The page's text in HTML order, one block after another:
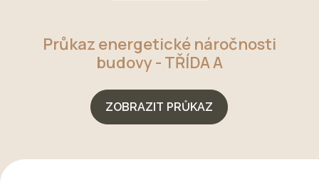
Průkaz energetické náročnosti
budovy - TŘÍDA A
ZOBRAZIT PRŮKAZ